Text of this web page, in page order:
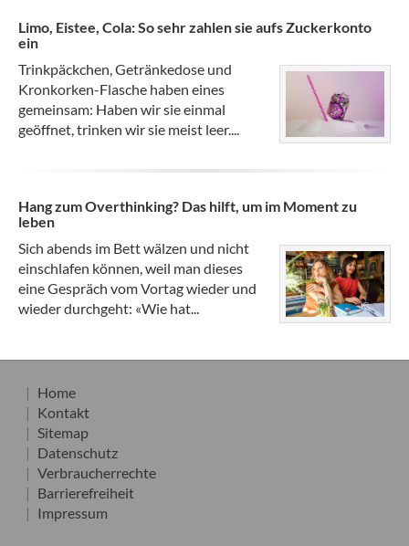
Limo, Eistee, Cola: So sehr zahlen sie aufs Zuckerkonto
ein
Trinkpäckchen, Getränkedose und
Kronkorken-Flasche haben eines
gemeinsam: Haben wir sie einmal
geöffnet, trinken wir sie meist leer....
Hang zum Overthinking? Das hilft, um im Moment zu
leben
Sich abends im Bett wälzen und nicht
einschlafen können, weil man dieses
eine Gespräch vom Vortag wieder und
wieder durchgeht: «Wie hat...
Home
Kontakt
Sitemap
Datenschutz
Verbraucherrechte
Barrierefreiheit
Impressum